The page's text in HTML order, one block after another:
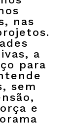
nas
a
para
sem
e